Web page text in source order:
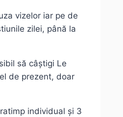
vizelor iar pe de
zilei, până la
să câștigi Le
de prezent, doar
individual și 3